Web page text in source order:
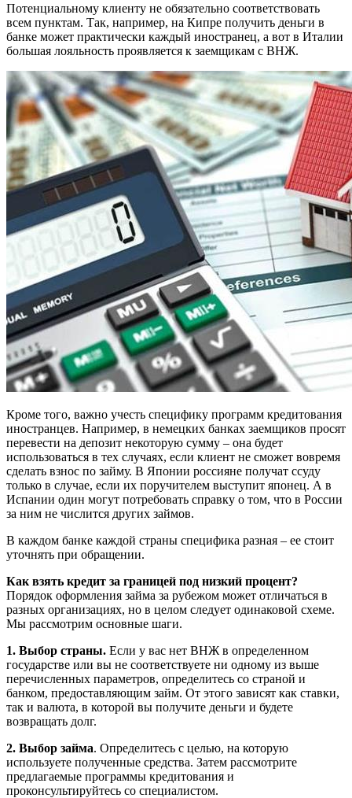
Потенциальному клиенту не обязательно соответствовать
всем пунктам. Так, например, на Кипре получить деньги в
банке может практически каждый иностранец, а вот в Италии
большая лояльность проявляется к заемщикам с ВНЖ.
Кроме того, важно учесть специфику программ кредитования
иностранцев. Например, в немецких банках заемщиков просят
перевести на депозит некоторую сумму – она будет
использоваться в тех случаях, если клиент не сможет вовремя
сделать взнос по займу. В Японии россияне получат ссуду
только в случае, если их поручителем выступит японец. А в
Испании один могут потребовать справку о том, что в России
за ним не числится других займов.
В каждом банке каждой страны специфика разная – ее стоит
уточнять при обращении.
Как взять кредит за границей под низкий процент?
Порядок оформления займа за рубежом может отличаться в
разных организациях, но в целом следует одинаковой схеме.
Мы рассмотрим основные шаги.
1. Выбор страны. Если у вас нет ВНЖ в определенном
государстве или вы не соответствуете ни одному из выше
перечисленных параметров, определитесь со страной и
банком, предоставляющим займ. От этого зависят как ставки,
так и валюта, в которой вы получите деньги и будете
возвращать долг.
2. Выбор займа. Определитесь с целью, на которую
используете полученные средства. Затем рассмотрите
предлагаемые программы кредитования и
проконсультируйтесь со специалистом.